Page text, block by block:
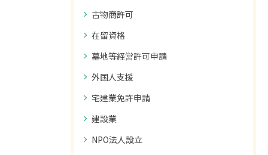
古物商許可
在留資格
墓地等経営許可申請
外国人支援
宅建業免許申請
建設業
NPO法人設立